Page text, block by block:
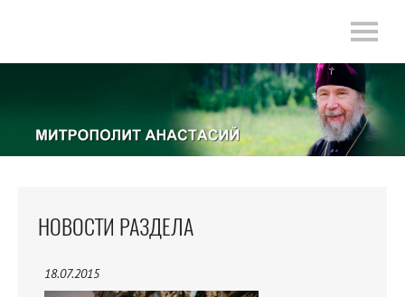
НОВОСТИ РАЗДЕЛА
18.07.2015